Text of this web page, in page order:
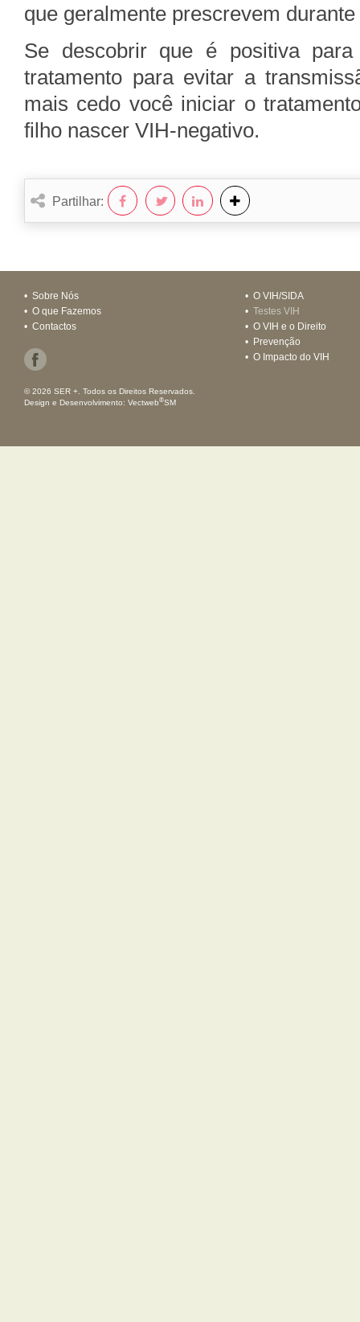
que geralmente prescrevem
Se descobrir que é positiva
tratamento para evitar a
mais cedo você iniciar o
filho nascer VIH-negativo.
Partilhar:
• Sobre Nós
• O que Fazemos
• Contactos
• O VIH/SIDA
• Testes VIH
• O VIH e o Direito
• Prevenção
• O Impacto do VIH
© 2026 SER +. Todos os Direitos Reservados.
Design e Desenvolvimento: Vectweb®SM